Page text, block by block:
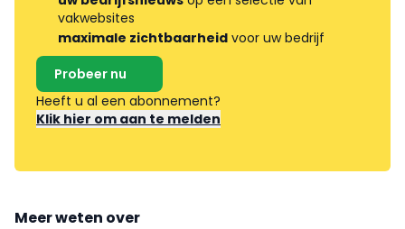
vakwebsites
maximale zichtbaarheid voor uw bedrijf
Probeer nu
Heeft u al een abonnement?
Klik hier om aan te melden
Meer weten over